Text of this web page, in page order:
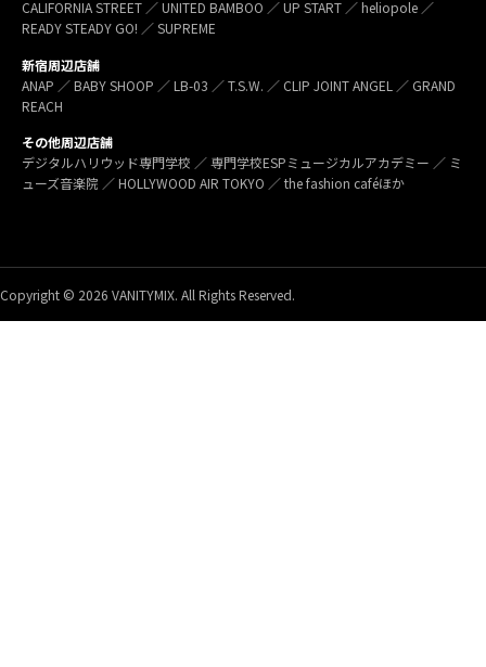
CALIFORNIA STREET ／ UNITED BAMBOO ／ UP START ／ heliopole ／
READY STEADY GO! ／ SUPREME
新宿周辺店舗
ANAP ／ BABY SHOOP ／ LB-03 ／ T.S.W. ／ CLIP JOINT ANGEL ／ GRAND
REACH
その他周辺店舗
デジタルハリウッド専門学校 ／ 専門学校ESPミュージカルアカデミー ／ ミ
ューズ音楽院 ／ HOLLYWOOD AIR TOKYO ／ the fashion caféほか
Copyright © 2026 VANITYMIX. All Rights Reserved.